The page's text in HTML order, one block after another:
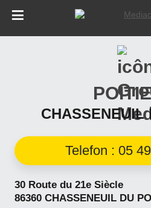
CHASSENEUIL
Telefon : 05
30 Route du 21e Siècle
86360 CHASSENEUIL DU